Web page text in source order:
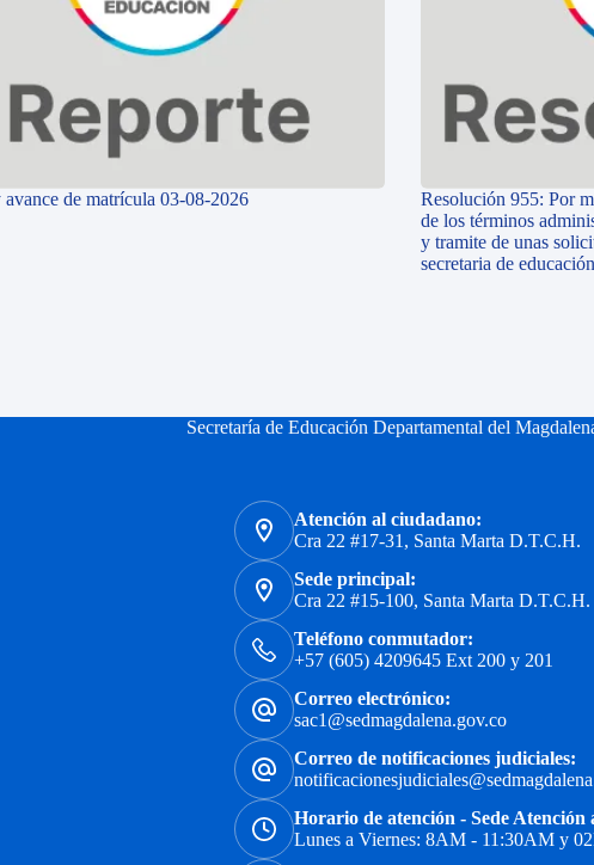
avance de matrícula 03-08-2026
Resolución 955: Por
de los términos
y tramite de unas
secretaria de
Secretaría de Educación Departamental del
Atención al ciudadano:
Cra 22 #17-31, Santa Marta D.T.C.H.
Sede principal:
Cra 22 #15-100, Santa Marta D.T.C.H.
Teléfono conmutador:
+57 (605) 4209645 Ext 200 y 201
Correo electrónico:
sac1@sedmagdalena.gov.co
Correo de notificaciones judiciales:
Horario de atención - Sede Atención
Lunes a Viernes: 8AM - 11:30AM y